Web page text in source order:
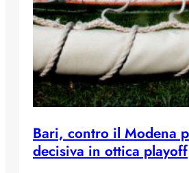
Bari, contro il Modena
decisiva in ottica playoff